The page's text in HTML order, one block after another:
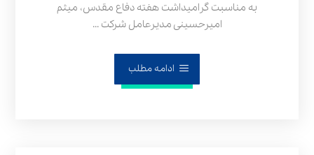
به مناسبت گرامیداشت هفته دفاع مقدس، میثم
امیرحسینی مدیرعامل شرکت ...
ادامه مطلب